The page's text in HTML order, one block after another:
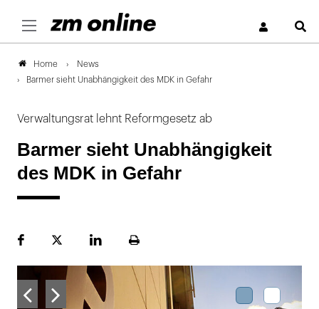
Home
News
Barmer sieht Unabhängigkeit des MDK in Gefahr
Verwaltungsrat lehnt Reformgesetz ab
Barmer sieht Unabhängigkeit
des MDK in Gefahr
FacebookPlattformLinekdInSeite